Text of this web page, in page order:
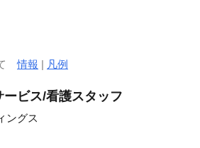
て情報 | 凡例
ービス/看護スタッフ
ングス